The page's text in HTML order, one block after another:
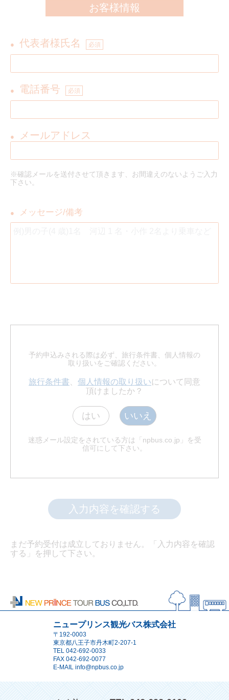
お客様情報
● 代表者様氏名 必須
● 電話番号 必須
● メールアドレス
※確認メールを送付させて頂きます、お間違えのないようご入力
下さい。
● メッセージ/備考
予約申込みされる際は必ず、旅行条件書、個人情報の
取り扱いをご確認ください。
旅行条件書 個人情報の取り扱いについて同意
頂けましたか？
はい いいえ
迷惑メール設定をされている方は「npbus.co.jp」を受
信可にして下さい。
入力内容を確認する
まだ予約受付は成立しておりません。「入力内容を確認
する」を押して下さい。
ニュープリンス観光バス株式会社
〒192-0003
東京都八王子市丹木町2-207-1
TEL 042-692-0033
FAX 042-692-0077
E-MAIL info@npbus.co.jp